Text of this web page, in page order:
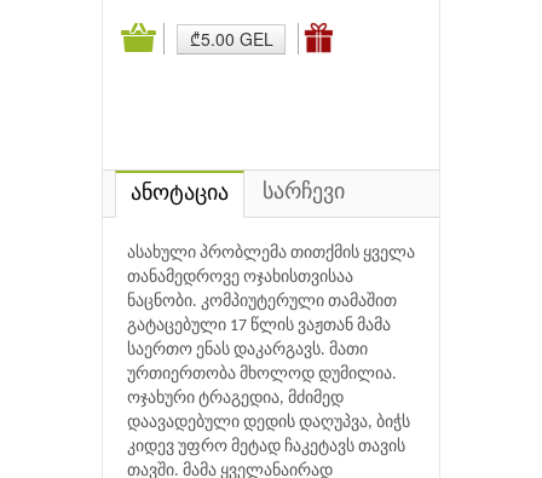
₾5.00 GEL
ანოტაცია სარჩევი
ასახული პრობლემა თითქმის ყველა
თანამედროვე ოჯახისთვისაა
ნაცნობი. კომპიუტერული თამაშით
გატაცებული 17 წლის ვაჟთან მამა
საერთო ენას დაკარგავს. მათი
ურთიერთობა მხოლოდ დუმილია.
ოჯახური ტრაგედია, მძიმედ
დაავადებული დედის დაღუპვა, ბიჭს
კიდევ უფრო მეტად ჩაკეტავს თავის
თავში. მამა ყველანაირად